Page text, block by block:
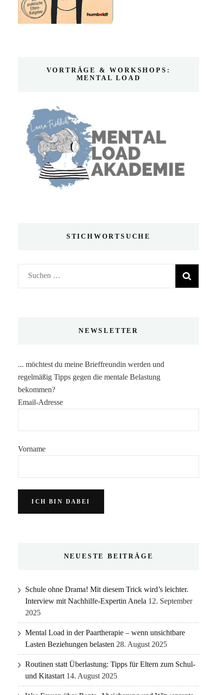
VORTRÄGE & WORKSHOPS:
MENTAL LOAD
STICHWORTSUCHE
Suchen
nach:
NEWSLETTER
... möchtest du meine Brieffreundin werden und
regelmäßig Tipps gegen die mentale Belastung
bekommen?
Email-Adresse
Vorname
NEUESTE BEITRÄGE
Schule ohne Drama! Mit diesem Trick wird’s leichter.
Interview mit Nachhilfe-Expertin Anela 12. September
2025
Mental Load in der Paartherapie – wenn unsichtbare
Lasten Beziehungen belasten 28. August 2025
Routinen statt Überlastung: Tipps für Eltern zum Schul-
und Kitastart 14. August 2025